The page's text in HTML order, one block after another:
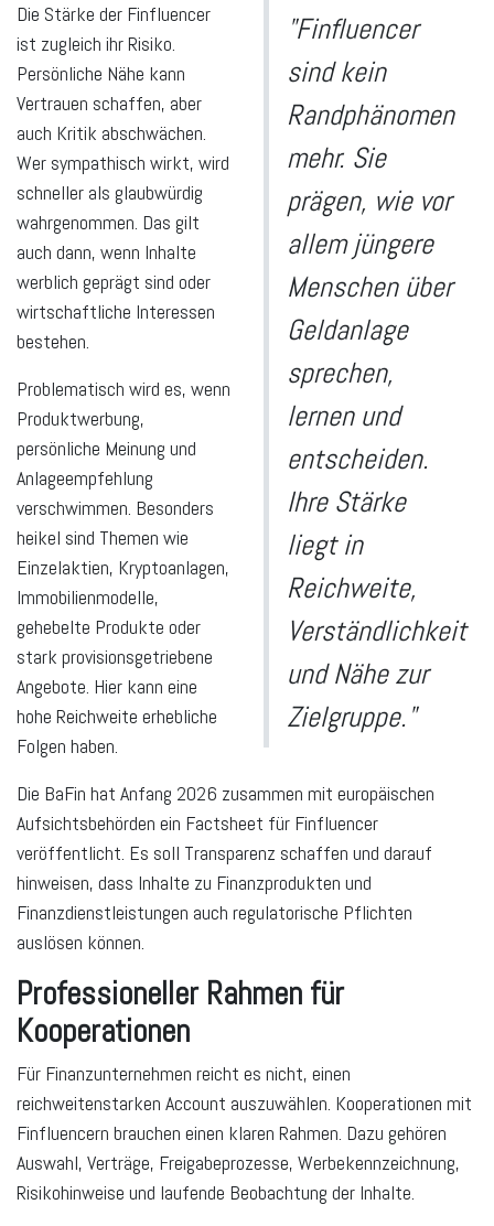
Die Stärke der Finfluencer
ist zugleich ihr Risiko.
Persönliche Nähe kann
Vertrauen schaffen, aber
auch Kritik abschwächen.
Wer sympathisch wirkt, wird
schneller als glaubwürdig
wahrgenommen. Das gilt
auch dann, wenn Inhalte
werblich geprägt sind oder
wirtschaftliche Interessen
bestehen.
Problematisch wird es, wenn
Produktwerbung,
persönliche Meinung und
Anlageempfehlung
verschwimmen. Besonders
heikel sind Themen wie
Einzelaktien, Kryptoanlagen,
Immobilienmodelle,
gehebelte Produkte oder
stark provisionsgetriebene
Angebote. Hier kann eine
hohe Reichweite erhebliche
Folgen haben.
"Finfluencer
sind kein
Randphänomen
mehr. Sie
prägen, wie vor
allem jüngere
Menschen über
Geldanlage
sprechen,
lernen und
entscheiden.
Ihre Stärke
liegt in
Reichweite,
Verständlichkeit
und Nähe zur
Zielgruppe."
Die BaFin hat Anfang 2026 zusammen mit europäischen
Aufsichtsbehörden ein Factsheet für Finfluencer
veröffentlicht. Es soll Transparenz schaffen und darauf
hinweisen, dass Inhalte zu Finanzprodukten und
Finanzdienstleistungen auch regulatorische Pflichten
auslösen können.
Professioneller Rahmen für
Kooperationen
Für Finanzunternehmen reicht es nicht, einen
reichweitenstarken Account auszuwählen. Kooperationen mit
Finfluencern brauchen einen klaren Rahmen. Dazu gehören
Auswahl, Verträge, Freigabeprozesse, Werbekennzeichnung,
Risikohinweise und laufende Beobachtung der Inhalte.